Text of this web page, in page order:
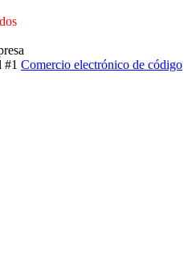
#1 Comercio electrónico de código